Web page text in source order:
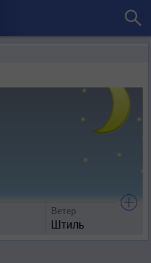
Ветер
Штиль